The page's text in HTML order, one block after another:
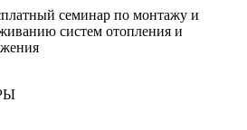
семинар по монтажу и
систем отопления и